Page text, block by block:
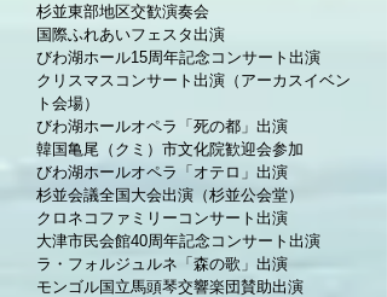
杉並東部地区交歓演奏会
国際ふれあいフェスタ出演
びわ湖ホール15周年記念コンサート出演
クリスマスコンサート出演（アーカスイベン
ト会場）
びわ湖ホールオペラ「死の都」出演
韓国亀尾（クミ）市文化院歓迎会参加
びわ湖ホールオペラ「オテロ」出演
杉並会議全国大会出演（杉並公会堂）
クロネコファミリーコンサート出演
大津市民会館40周年記念コンサート出演
ラ・フォルジュルネ「森の歌」出演
モンゴル国立馬頭琴交響楽団賛助出演